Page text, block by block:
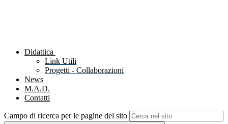
Didattica
Link Utili
Progetti - Collaborazioni
News
M.A.D.
Contatti
Campo di ricerca per le pagine del sito